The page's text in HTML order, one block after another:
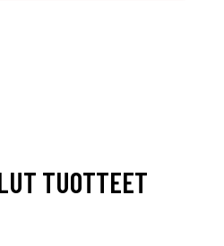
TUOTTEET